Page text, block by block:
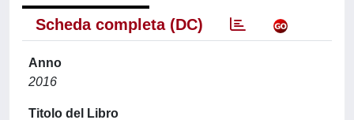
Scheda completa (DC)
Anno
2016
Titolo del Libro